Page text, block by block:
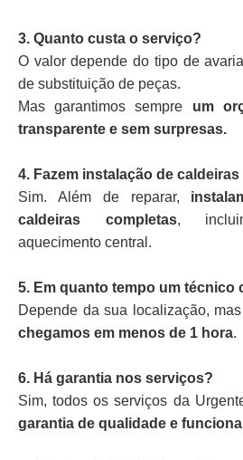
3. Quanto custa o serviço?
O valor depende do tipo de
de substituição de peças.
Mas garantimos sempre um
transparente e sem surpresas.
4. Fazem instalação de
Sim. Além de reparar,
caldeiras completas,
aquecimento central.
5. Em quanto tempo um técnico
Depende da sua localização,
chegamos em menos de 1 hora.
6. Há garantia nos serviços?
Sim, todos os serviços da
garantia de qualidade e